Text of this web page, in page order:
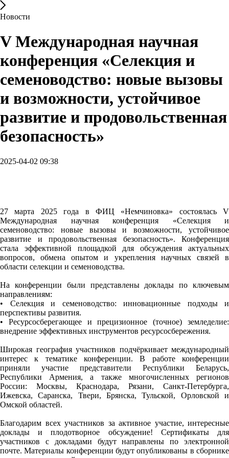
Новости
V Международная научная
конференция «Селекция и
семеноводство: новые вызовы
и возможности, устойчивое
развитие и продовольственная
безопасность»
2025-04-02 09:38
27 марта 2025 года в ФИЦ «Немчиновка» состоялась V
Международная научная конференция «Селекция и
семеноводство: новые вызовы и возможности, устойчивое
развитие и продовольственная безопасность». Конференция
стала эффективной площадкой для обсуждения актуальных
вопросов, обмена опытом и укрепления научных связей в
области селекции и семеноводства.
На конференции были представлены доклады по ключевым
направлениям:
• Селекция и семеноводство: инновационные подходы и
перспективы развития.
• Ресурсосберегающее и прецизионное (точное) земледелие:
внедрение эффективных инструментов ресурсосбережения.
Широкая география участников подчёркивает международный
интерес к тематике конференции. В работе конференции
приняли участие представители Республики Беларусь,
Республики Армения, а также многочисленных регионов
России: Москвы, Краснодара, Рязани, Санкт-Петербурга,
Ижевска, Саранска, Твери, Брянска, Тульской, Орловской и
Омской областей.
Благодарим всех участников за активное участие, интересные
доклады и плодотворное обсуждение! Сертификаты для
участников с докладами будут направлены по электронной
почте. Материалы конференции будут опубликованы в сборнике